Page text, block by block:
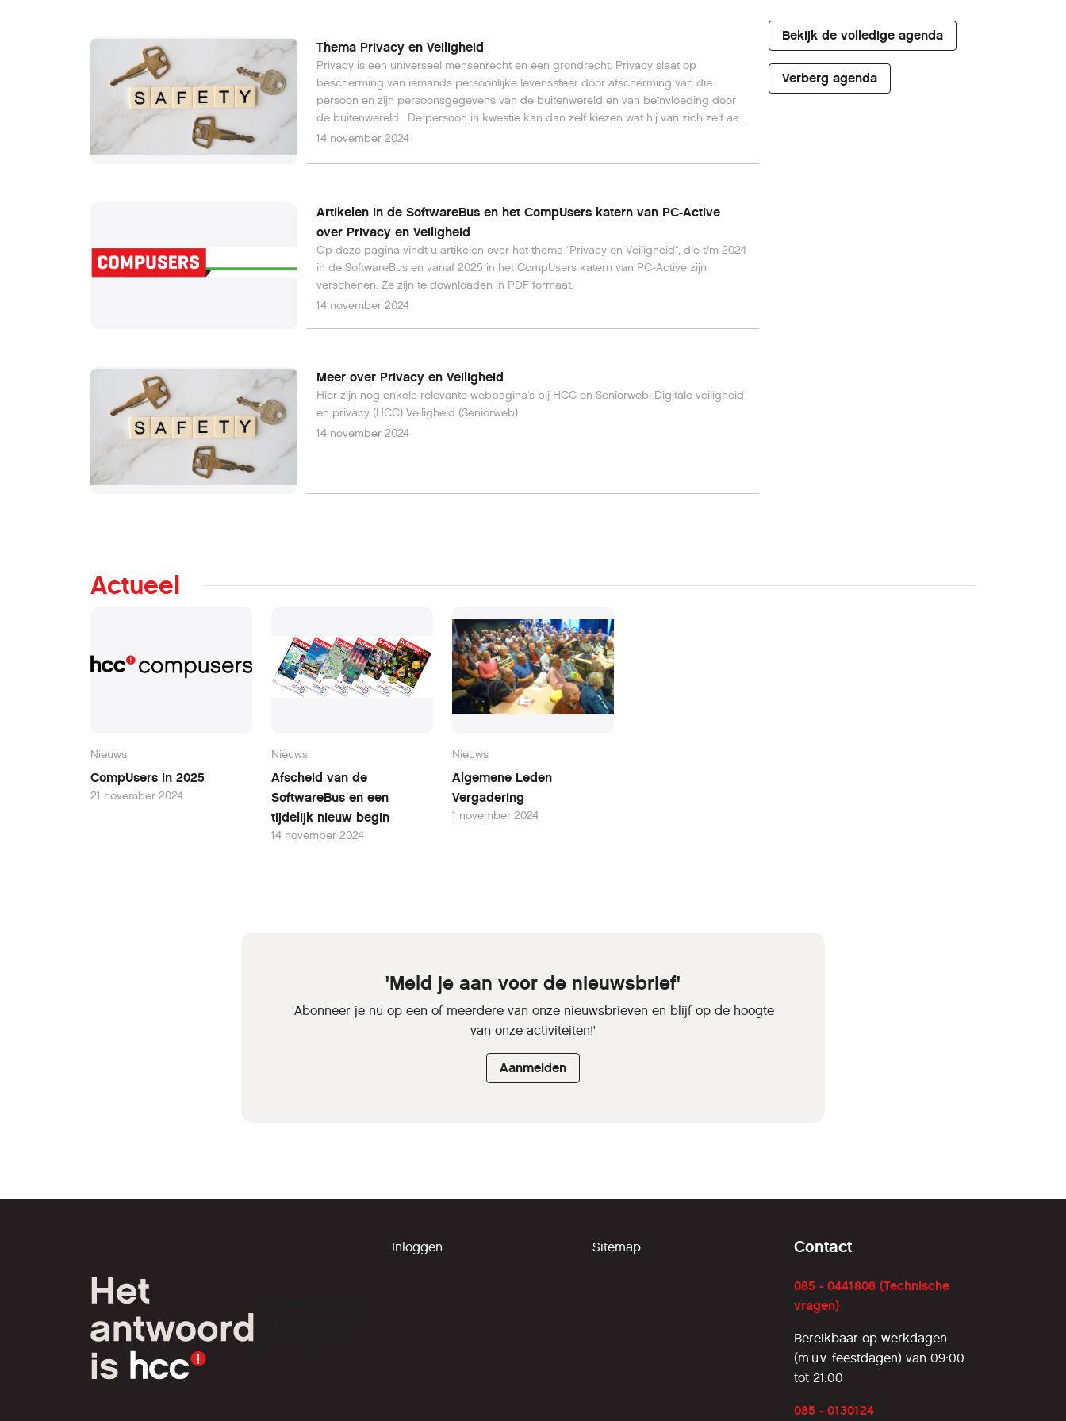
Thema Privacy en Veiligheid
Privacy is een universeel mensenrecht en een grondrecht. Privacy slaat op
bescherming van iemands persoonlijke levenssfeer door afscherming van die
persoon en zijn persoonsgegevens van de buitenwereld en van beïnvloeding door
de buitenwereld. De persoon in kwestie kan dan zelf kiezen wat hij van zich zelf aan
anderen toont, en wat hij van anderen overneemt. Privacy omvat ook het recht om
14 november 2024
Artikelen in de SoftwareBus en het CompUsers katern van PC-Active
over Privacy en Veiligheid
Op deze pagina vindt u artikelen over het thema "Privacy en Veiligheid", die t/m 2024
in de SoftwareBus en vanaf 2025 in het CompUsers katern van PC-Active zijn
verschenen. Ze zijn te downloaden in PDF formaat.
14 november 2024
Meer over Privacy en Veiligheid
Hier zijn nog enkele relevante webpagina's bij HCC en Seniorweb: Digitale veiligheid
14 november 2024
Bekijk de volledige agenda
Verberg agenda
Actueel
Nieuws
CompUsers in 2025
21 november 2024
Nieuws
Afscheid van de
SoftwareBus en een
tijdelijk nieuw begin
14 november 2024
Nieuws
Algemene Leden
Vergadering
1 november 2024
'Meld je aan voor de nieuwsbrief'
'Abonneer je nu op een of meerdere van onze nieuwsbrieven en blijf op de hoogte
van onze activiteiten!'
Aanmelden
tech-liefhebbers.
Inloggen Sitemap Contact
085 - 0441808 (Technische
vragen)
Bereikbaar op werkdagen
(m.u.v. feestdagen) van 09:00
tot 21:00
085 - 0130124